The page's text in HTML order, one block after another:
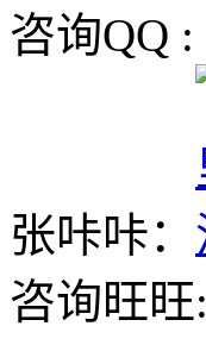
咨询QQ :
张咔咔：
咨询旺旺: